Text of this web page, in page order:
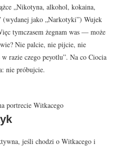
„Nikotyna, alkohol, kokaina,
jako „Narkotyki”) Wujek
tymczasem żegnam was — może
Nie palcie, nie pijcie, nie
razie czego peyotlu”. Na co Ciocia
nie próbujcie.
portrecie Witkacego
jeśli chodzi o Witkacego i